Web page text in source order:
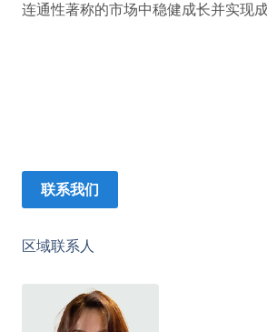
连通性著称的市场中稳健成长并实现成
联系我们
区域联系人